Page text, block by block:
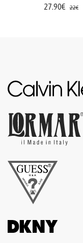
Vianočné
šaty
šaty
Blúzky,
košele
27.90€
22€